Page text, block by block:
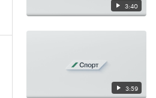
3:40
3:59